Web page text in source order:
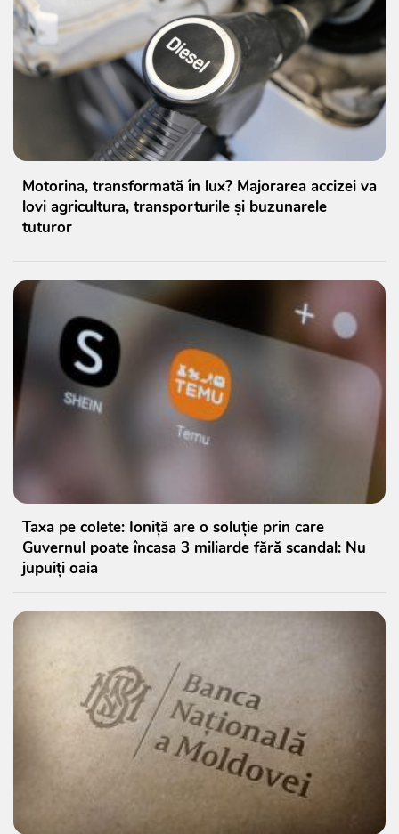
Motorina, transformată în lux? Majorarea accizei va
lovi agricultura, transporturile și buzunarele
tuturor
Taxa pe colete: Ioniță are o soluție prin care
Guvernul poate încasa 3 miliarde fără scandal: Nu
jupuiți oaia